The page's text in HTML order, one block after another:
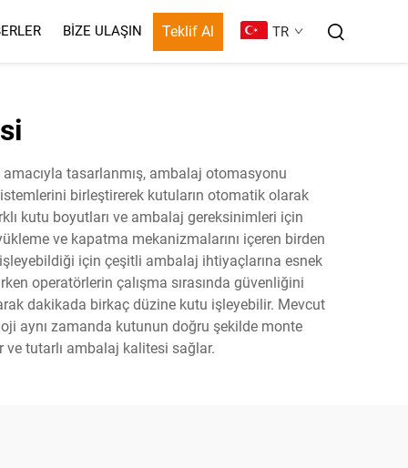
BIZE ULAŞIN Teklif Al TR
tasarlanmış, ambalaj otomasyonu
birleştirerek kutuların otomatik olarak
kutu boyutları ve ambalaj gereksinimleri için
ve kapatma mekanizmalarını içeren birden
için çeşitli ambalaj ihtiyaçlarına esnek
operatörlerin çalışma sırasında güvenliğini
dakikada birkaç düzine kutu işleyebilir. Mevcut
aynı zamanda kutunun doğru şekilde monte
tutarlı ambalaj kalitesi sağlar.